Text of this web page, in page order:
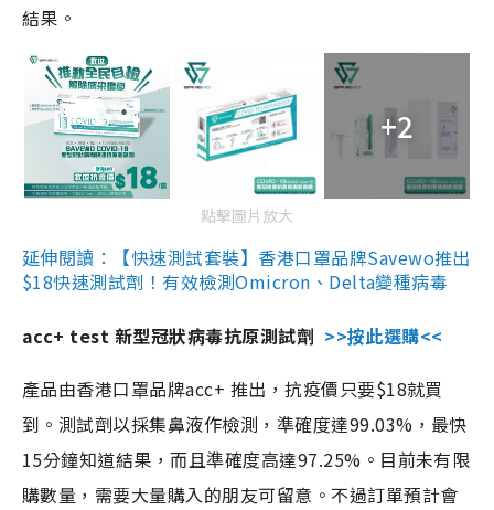
結果。
+2
點擊圖片放大
延伸閱讀：【快速測試套裝】香港口罩品牌Savewo推出
$18快速測試劑！有效檢測Omicron、Delta變種病毒
acc+ test 新型冠狀病毒抗原測試劑 >>按此選購<<
產品由香港口罩品牌acc+ 推出，抗疫價只要$18就買
到。測試劑以採集鼻液作檢測，準確度達99.03%，最快
15分鐘知道結果，而且準確度高達97.25%。目前未有限
購數量，需要大量購入的朋友可留意。不過訂單預計會